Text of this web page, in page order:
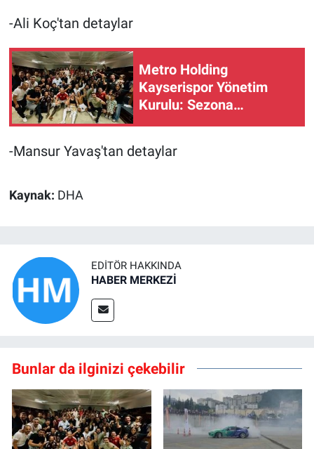
-Ali Koç'tan detaylar
Metro Holding
Kayserispor Yönetim
Kurulu: Sezona
galibiyetle başlamanın
-Mansur Yavaş'tan detaylar
Kaynak: DHA
EDITÖR HAKKINDA
HABER MERKEZİ
Bunlar da ilginizi çekebilir